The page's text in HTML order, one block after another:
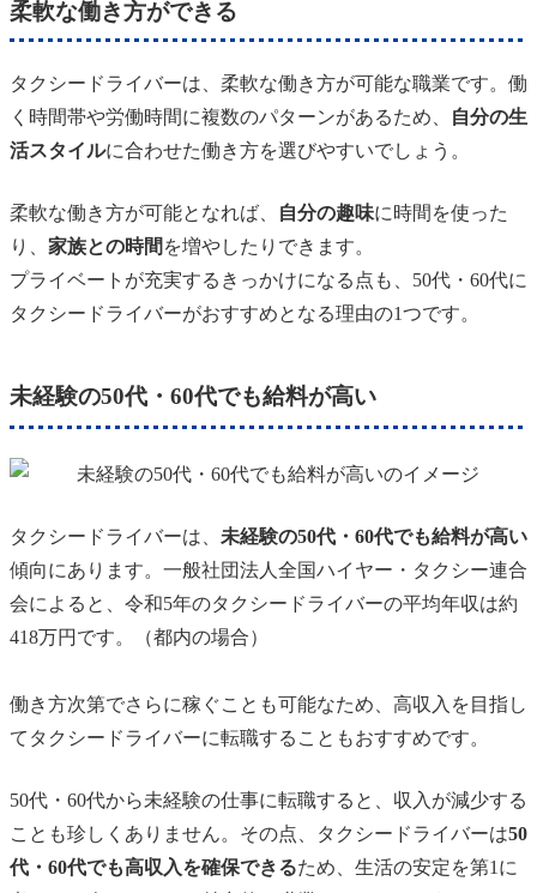
柔軟な働き方ができる
タクシードライバーは、柔軟な働き方が可能な職業です。働
く時間帯や労働時間に複数のパターンがあるため、
自分の生
活スタイルに合わせた働き方を選びやすいでしょう。
柔軟な働き方が可能となれば、 自分の趣味に時間を使った
り、 家族との時間 を増やしたりできます。
プライベートが充実するきっかけになる点も、50代・60代に
タクシードライバーがおすすめとなる理由の1つです。
未経験の50代・60代でも給料が高い
タクシードライバーは、 未経験の50代・60代でも給料が高い
傾向にあります。一般社団法人全国ハイヤー・タクシー連合
会によると、令和5年のタクシードライバーの平均年収は約
418万円です。（都内の場合）
働き方次第でさらに稼ぐことも可能なため、高収入を目指し
てタクシードライバーに転職することもおすすめです。
50代・60代から未経験の仕事に転職すると、収入が減少する
ことも珍しくありません。その点、タクシードライバーは50
代・60代でも高収入を確保できるため、生活の安定を第1に